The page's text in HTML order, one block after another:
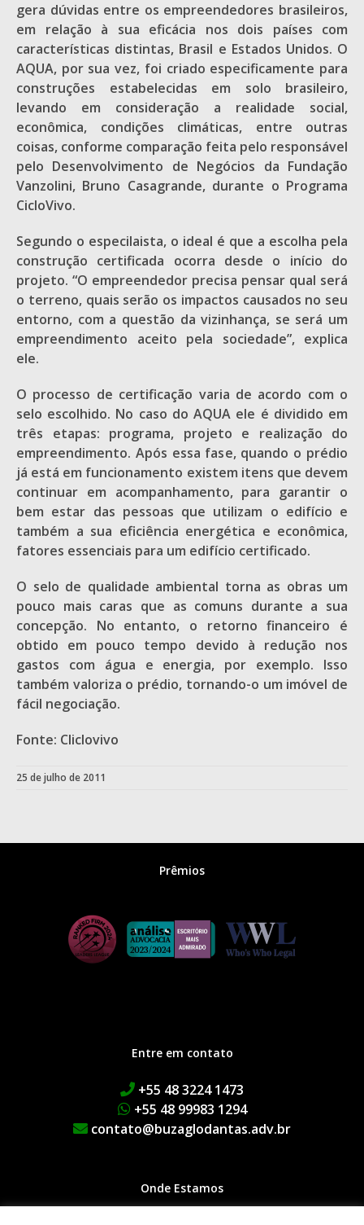
gera dúvidas entre os empreendedores brasileiros,
em relação à sua eficácia nos dois países com
características distintas, Brasil e Estados Unidos. O
AQUA, por sua vez, foi criado especificamente para
construções estabelecidas em solo brasileiro,
levando em consideração a realidade social,
econômica, condições climáticas, entre outras
coisas, conforme comparação feita pelo responsável
pelo Desenvolvimento de Negócios da Fundação
Vanzolini, Bruno Casagrande, durante o Programa
CicloVivo.
Segundo o especilaista, o ideal é que a escolha pela
construção certificada ocorra desde o início do
projeto. “O empreendedor precisa pensar qual será
o terreno, quais serão os impactos causados no seu
entorno, com a questão da vizinhança, se será um
empreendimento aceito pela sociedade”, explica
ele.
O processo de certificação varia de acordo com o
selo escolhido. No caso do AQUA ele é dividido em
três etapas: programa, projeto e realização do
empreendimento. Após essa fase, quando o prédio
já está em funcionamento existem itens que devem
continuar em acompanhamento, para garantir o
bem estar das pessoas que utilizam o edifício e
também a sua eficiência energética e econômica,
fatores essenciais para um edifício certificado.
O selo de qualidade ambiental torna as obras um
pouco mais caras que as comuns durante a sua
concepção. No entanto, o retorno financeiro é
obtido em pouco tempo devido à redução nos
gastos com água e energia, por exemplo. Isso
também valoriza o prédio, tornando-o um imóvel de
fácil negociação.
Fonte: Cliclovivo
25 de julho de 2011
Prêmios
Entre em contato
+55 48 3224 1473
+55 48 99983 1294
contato@buzaglodantas.adv.br
Onde Estamos